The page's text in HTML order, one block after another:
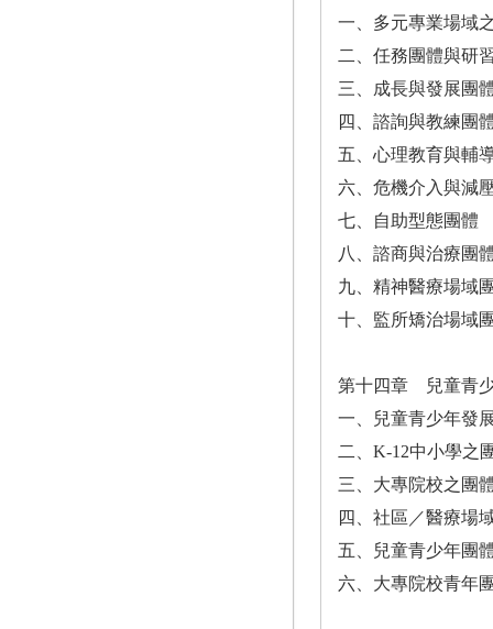
一、多元專業場域
二、任務團體與研
三、成長與發展團
四、諮詢與教練團
五、心理教育與輔
六、危機介入與減
七、自助型態團體
八、諮商與治療團
九、精神醫療場域
十、監所矯治場域
第十四章 兒童青
一、兒童青少年發
二、K-12中小學之
三、大專院校之團
四、社區／醫療場
五、兒童青少年團
六、大專院校青年